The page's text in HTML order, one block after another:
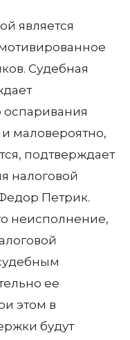
является
Судебная
оспаривания
маловероятно,
подтверждает
налоговой
Петрик.
неисполнение,
ее
этом в
будут